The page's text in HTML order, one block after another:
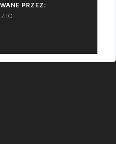
PRZEZ: